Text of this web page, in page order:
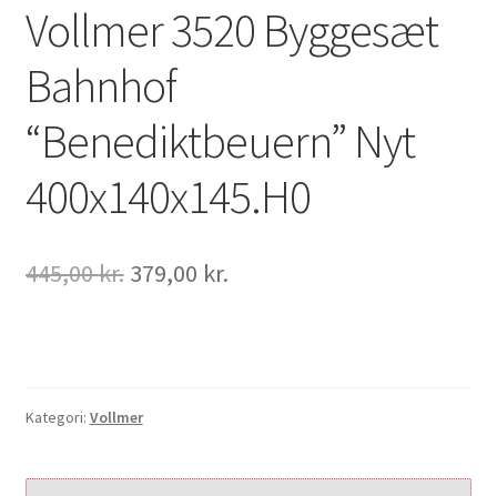
Vollmer 3520 Byggesæt
Bahnhof
“Benediktbeuern” Nyt
400x140x145.H0
445,00kr. Den
379,00 kr.Den
Kategori: Vollmer